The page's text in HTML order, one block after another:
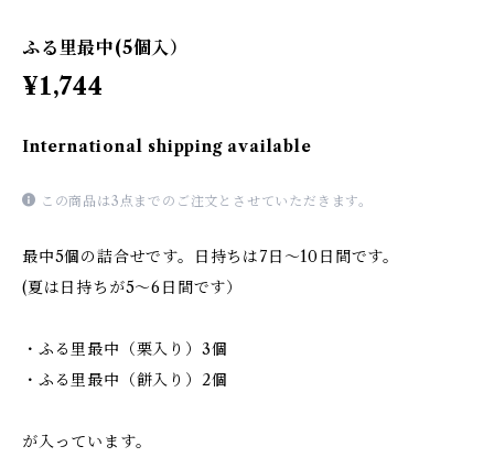
ふる里最中(5個入）
¥1,744
International shipping available
この商品は3点までのご注文とさせていただきます。
最中5個の詰合せです。日持ちは7日～10日間です。
(夏は日持ちが5～6日間です）
・ふる里最中（栗入り）3個
・ふる里最中（餅入り）2個
が入っています。